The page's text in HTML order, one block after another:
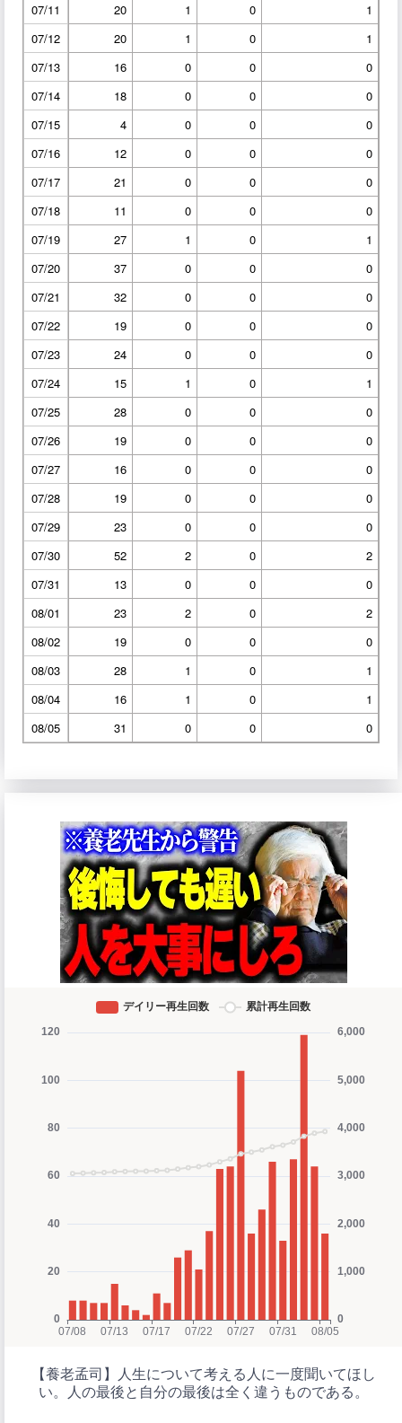
07/11
20 1 0
1
07/12
20 1 0
1
07/13
16 0 0
0
07/14
18 0 0
0
07/15
4 0 0
0
07/16
12 0 0
0
07/17
21 0 0
0
07/18
11 0 0
0
07/19
27 1 0
1
07/20
37 0 0
0
07/21
32 0 0
0
07/22
19 0 0
0
07/23
24 0 0
0
07/24
15 1 0
1
07/25
28 0 0
0
07/26
19 0 0
0
07/27
16 0 0
0
07/28
19 0 0
0
07/29
23 0 0
0
07/30
52 2 0
2
07/31
13 0 0
0
08/01
23 2 0
2
08/02
19 0 0
0
08/03
28 1 0
1
08/04
16 1 0
1
08/05
31 0 0 0
【養老孟司】人生について考える人に一度聞いてほし
い。人の最後と自分の最後は全く違うものである。